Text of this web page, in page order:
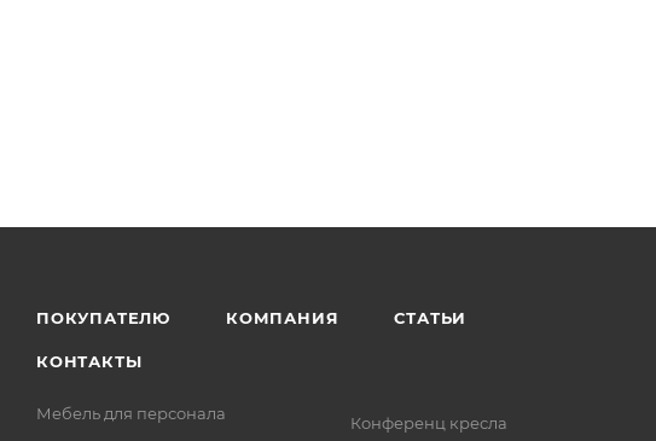
ПОКУПАТЕЛЮ КОМПАНИЯ СТАТЬИ
КОНТАКТЫ
Мебель для персонала Конференц кресла